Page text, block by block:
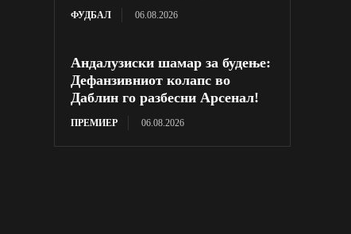
ФУДБАЛ 06.08.2026
Андалузиски шамар за будење:
Дефанзивниот колапс во
Даблин го разбесни Арсенал!
ПРЕМИЕР 06.08.2026